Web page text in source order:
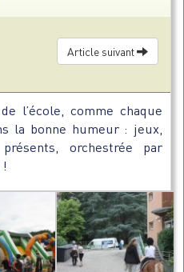
Article suivant
l’école, comme chaque
la bonne humeur : jeux,
orchestrée par